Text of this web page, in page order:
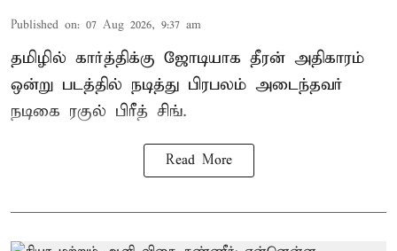
Published on: 07 Aug 2026, 9:37 am
தமிழில் கார்த்திக்கு ஜோடியாக தீரன் அதிகாரம்
ஒன்று படத்தில் நடித்து பிரபலம் அடைந்தவர்
நடிகை ரகுல் பிரீத் சிங்.
Read More